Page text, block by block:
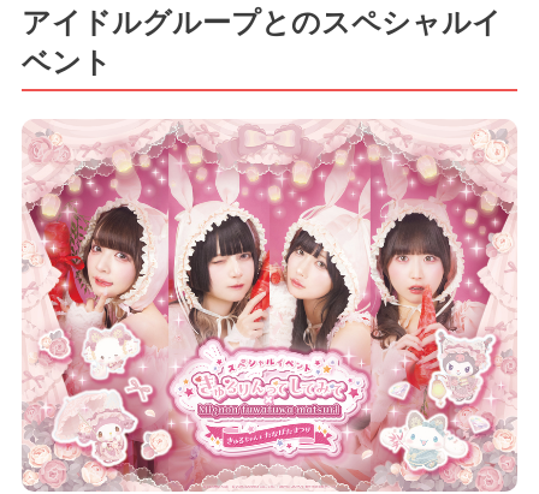
アイドルグループとのスペシャルイ
ベント